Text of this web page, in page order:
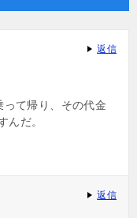
て帰り、その代金
んだ。
返信
返信